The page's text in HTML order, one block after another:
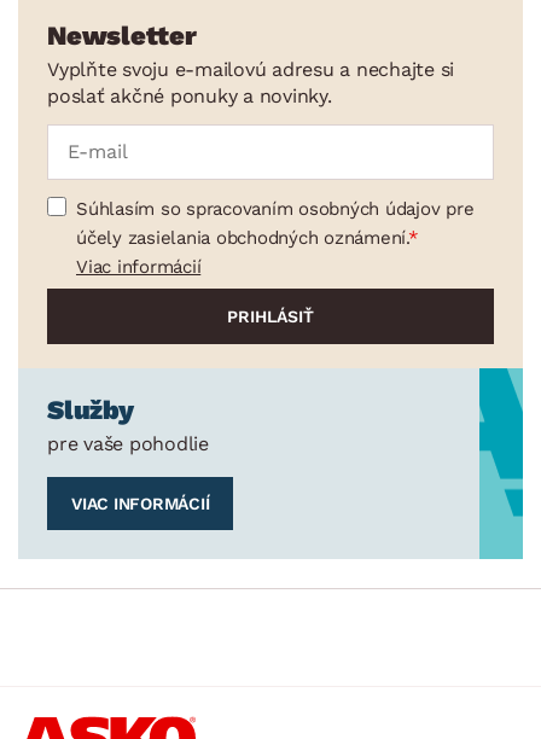
Newsletter
Vyplňte svoju e-mailovú adresu a nechajte si
poslať akčné ponuky a novinky.
Súhlasím so spracovaním osobných údajov pre
účely zasielania obchodných oznámení.
Viac informácií
Služby
pre vaše pohodlie
VIAC INFORMÁCIÍ